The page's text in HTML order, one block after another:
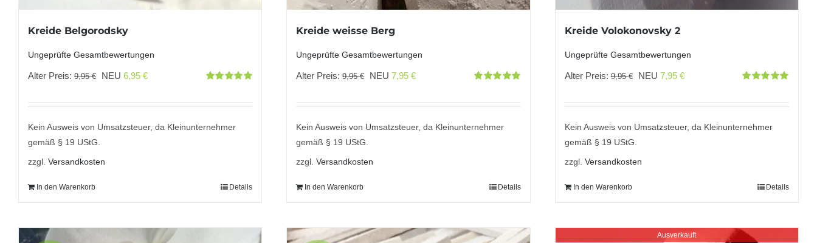
Kreide Belgorodsky
Ungeprüfte Gesamtbewertungen
Alter Preis: 9,95€
Ursprünglicher
9,95 €
NEU 6,95 €Aktueller
6,95 €.
Kein Ausweis von Umsatzsteuer, da Kleinunternehmer
gemäß § 19 UStG.
zzgl. Versandkosten
In den Warenkorb Details
Kreide weisse Berg
Ungeprüfte Gesamtbewertungen
Alter Preis: 9,95€
Ursprünglicher
9,95 €
NEU 7,95€Aktueller
7,95 €.
Kein Ausweis von Umsatzsteuer, da Kleinunternehmer
gemäß § 19 UStG.
zzgl.Versandkosten
In den Warenkorb Details
Kreide Volokonovsky 2
Ungeprüfte Gesamtbewertungen
Alter Preis: 9,95€
Ursprünglicher
9,95 €
NEU 7,95 €Aktueller
7,95 €.
Kein Ausweis von Umsatzsteuer, da Kleinunternehmer
gemäß § 19 UStG.
zzgl. Versandkosten
In den Warenkorb Details
Ausverkauft